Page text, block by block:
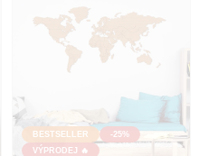
BESTSELLER
-25%
VÝPRODEJ 🔥